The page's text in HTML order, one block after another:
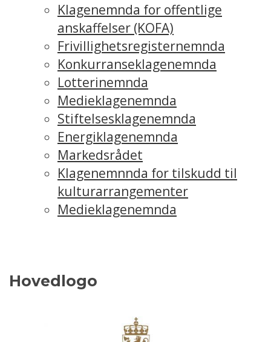
Klagenemnda for offentlige
anskaffelser (KOFA)
Frivillighetsregisternemnda
Konkurranseklagenemnda
Lotterinemnda
Medieklagenemnda
Stiftelsesklagenemnda
Energiklagenemnda
Markedsrådet
Klagenemnnda for tilskudd til
kulturarrangementer
Medieklagenemnda
Hovedlogo